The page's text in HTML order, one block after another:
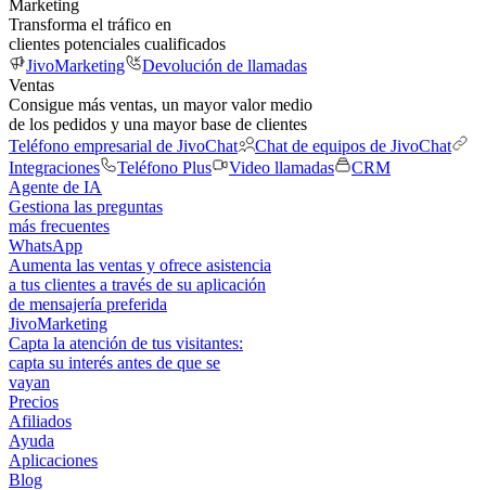
Marketing
Transforma el tráfico en
clientes potenciales cualificados
JivoMarketing
Devolución de llamadas
Ventas
Consigue más ventas, un mayor valor medio
de los pedidos y una mayor base de clientes
Teléfono empresarial de JivoChat
Chat de equipos de JivoChat
Integraciones
Teléfono Plus Video llamadas
CRM
Agente de IA
Gestiona las preguntas
más frecuentes
WhatsApp
Aumenta las ventas y ofrece asistencia
a tus clientes a través de su aplicación
de mensajería preferida
JivoMarketing
Capta la atención de tus visitantes:
capta su interés antes de que se
vayan
Precios
Afiliados
Ayuda
Aplicaciones
Blog